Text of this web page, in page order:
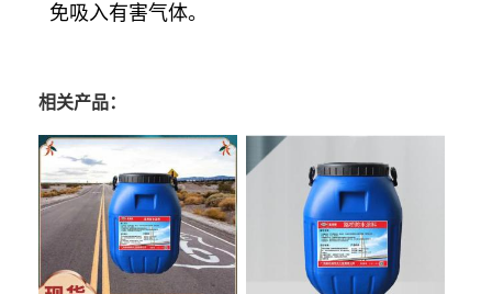
免吸入有害气体。
相关产品：